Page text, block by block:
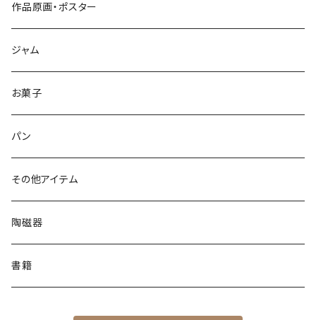
作品原画・ポスター
ジャム
お菓子
パン
その他アイテム
陶磁器
書籍